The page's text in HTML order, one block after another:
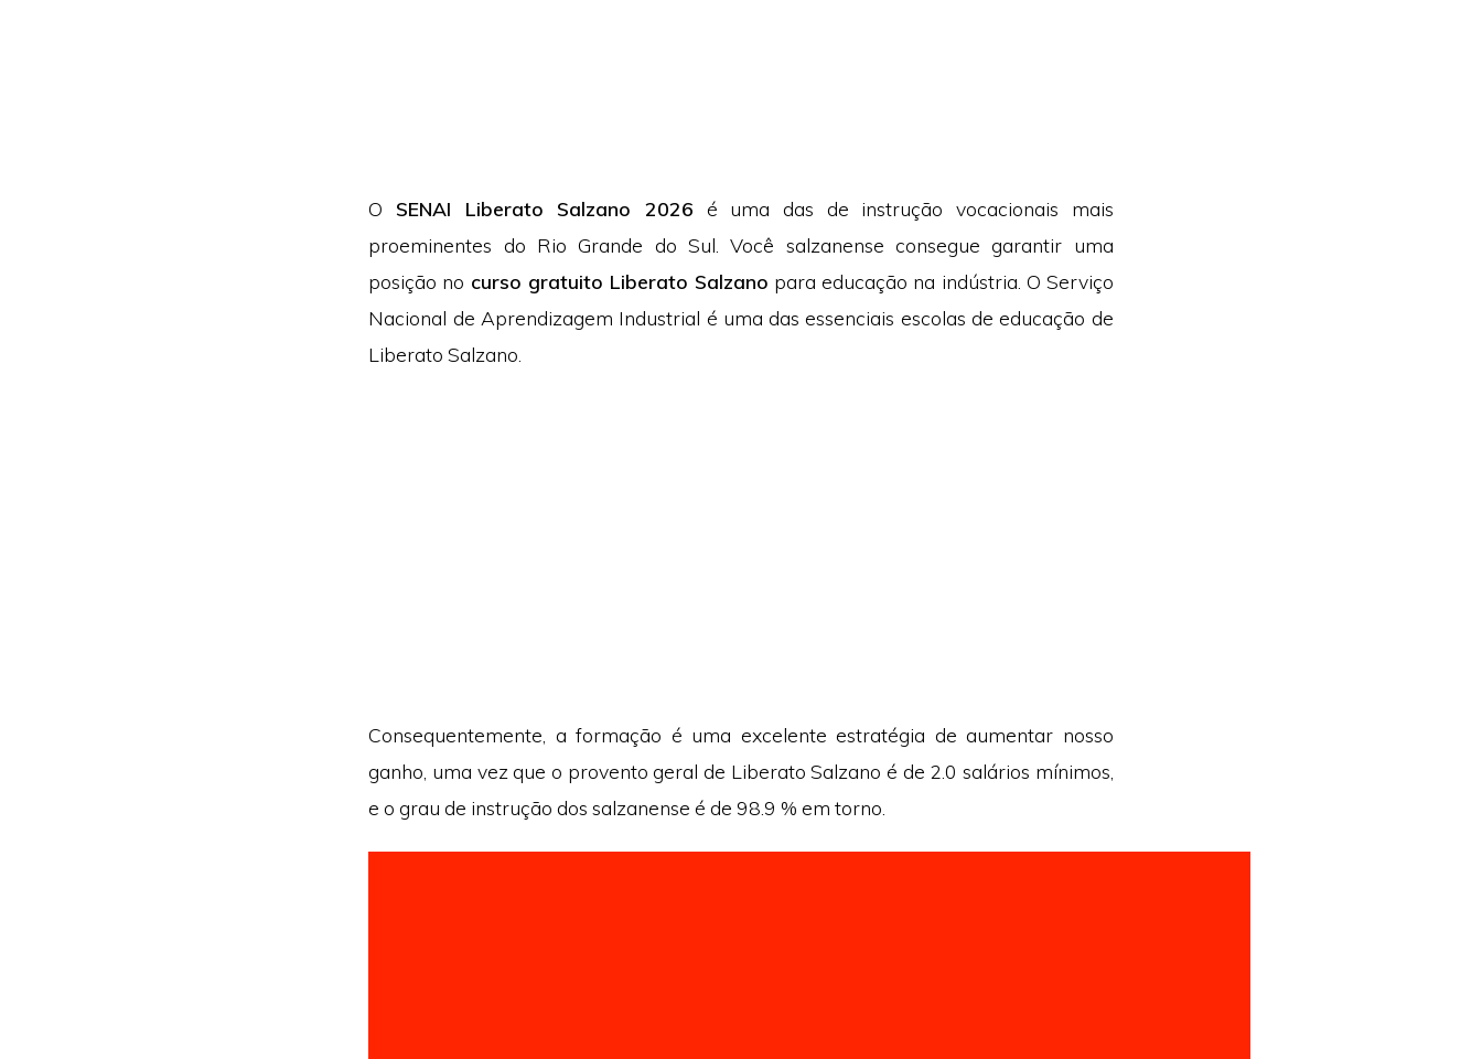
O SENAI Liberato Salzano 2026 é uma das de instrução vocacionais mais
proeminentes do Rio Grande do Sul. Você salzanense consegue garantir uma
posição no curso gratuito Liberato Salzano para educação na indústria. O Serviço
Nacional de Aprendizagem Industrial é uma das essenciais escolas de educação de
Liberato Salzano.
Consequentemente, a formação é uma excelente estratégia de aumentar nosso
ganho, uma vez que o provento geral de Liberato Salzano é de 2.0 salários mínimos,
e o grau de instrução dos salzanense é de 98.9 % em torno.